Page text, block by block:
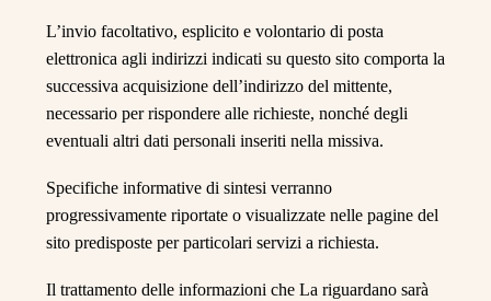
L’invio facoltativo, esplicito e volontario di posta
elettronica agli indirizzi indicati su questo sito comporta la
successiva acquisizione dell’indirizzo del mittente,
necessario per rispondere alle richieste, nonché degli
eventuali altri dati personali inseriti nella missiva.
Specifiche informative di sintesi verranno
progressivamente riportate o visualizzate nelle pagine del
sito predisposte per particolari servizi a richiesta.
Il trattamento delle informazioni che La riguardano sarà